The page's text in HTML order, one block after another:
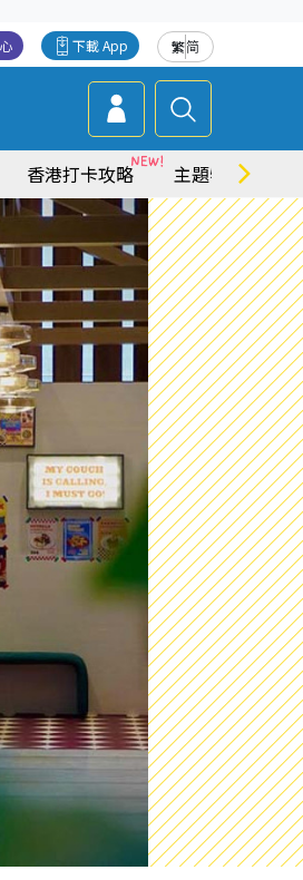
繁简
下載 App
香港打卡攻略 主題特集